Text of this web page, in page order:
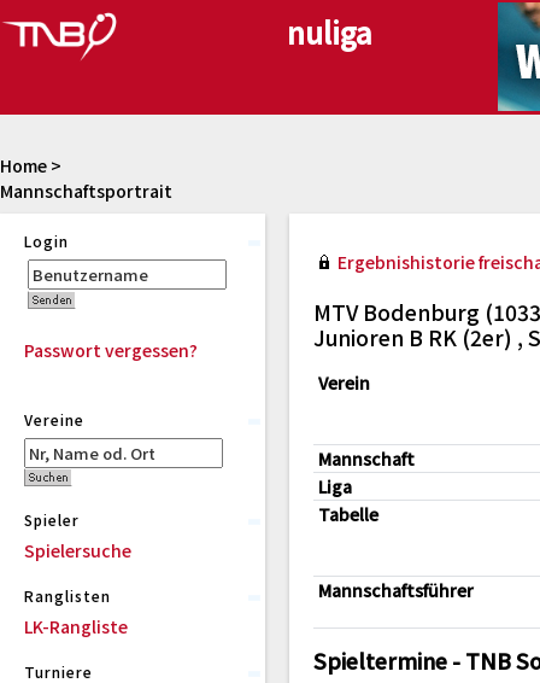
Mannschaftsportrait
Home >
Login
Passwort vergessen?
Vereine
Spieler
Spielersuche
Ranglisten
LK-Rangliste
Turniere
Ergebnishistorie
MTV Bodenburg
Junioren B RK (2er) ,
Verein
Mannschaft
Liga
Tabelle
Mannschaftsführer
Spieltermine - TNB